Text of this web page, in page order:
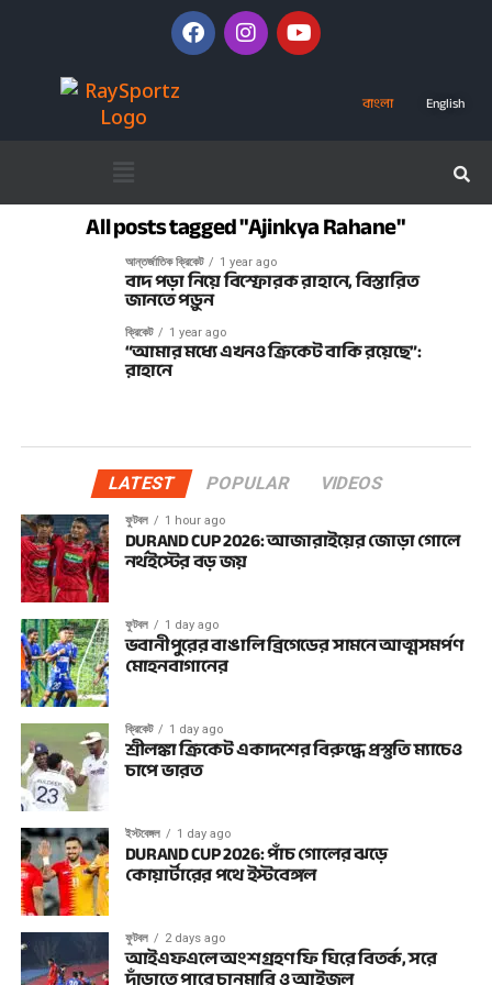
বাংলা English
All posts tagged "Ajinkya Rahane"
আন্তর্জাতিক ক্রিকেট 1 year ago
বাদ পড়া নিয়ে বিস্ফোরক রাহানে, বিস্তারিত
জানতে পড়ুন
ক্রিকেট 1 year ago
“আমার মধ্যে এখনও ক্রিকেট বাকি রয়েছে”:
রাহানে
LATEST POPULAR VIDEOS
ফুটবল 1 hour ago
DURAND CUP 2026: আজারাইয়ের জোড়া গোলে
নর্থইস্টের বড় জয়
ফুটবল 1 day ago
ভবানীপুরের বাঙালি ব্রিগেডের সামনে আত্মসমর্পণ
মোহনবাগানের
ক্রিকেট 1 day ago
শ্রীলঙ্কা ক্রিকেট একাদশের বিরুদ্ধে প্রস্তুতি ম্যাচেও
চাপে ভারত
ইস্টবেঙ্গল 1 day ago
DURAND CUP 2026: পাঁচ গোলের ঝড়ে
কোয়ার্টারের পথে ইস্টবেঙ্গল
ফুটবল 2 days ago
আইএফএলে অংশগ্রহণ ফি ঘিরে বিতর্ক, সরে